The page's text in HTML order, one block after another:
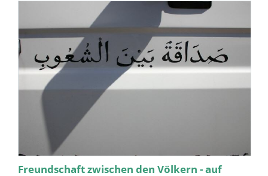
Freundschaft zwischen den Völkern - auf